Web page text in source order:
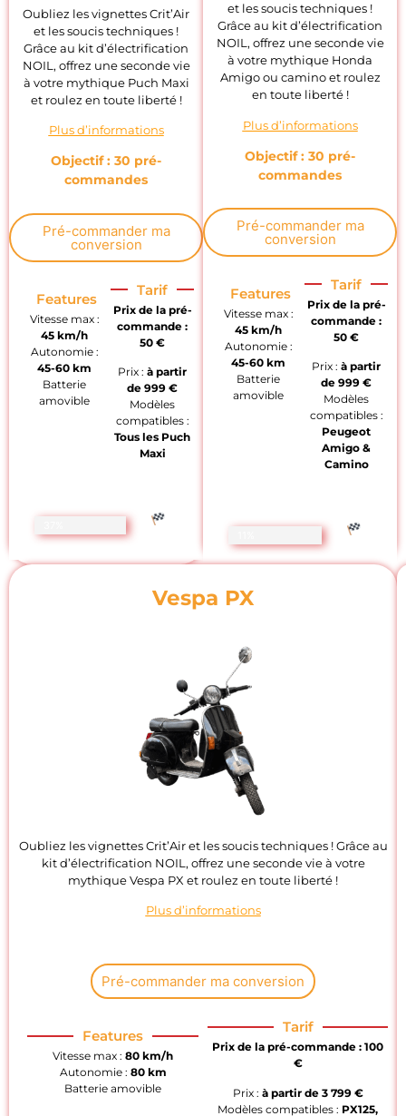
Oubliez les vignettes Crit’Air
et les soucis techniques !
Grâce au kit d’électrification
NOIL, offrez une seconde vie
à votre mythique Puch Maxi
et roulez en toute liberté !
Plus d’informations
Objectif : 30 pré-
commandes
Pré-commander ma
conversion
Features
Vitesse max :
45 km/h
Autonomie :
45-60 km
Batterie
amovible
Tarif
Prix de la pré-
commande :
50 €
Prix :à partir
de 999 €
Modèles
compatibles :
Tous les Puch
Maxi
et les soucis techniques !
Grâce au kit d’électrification
NOIL, offrez une seconde vie
à votre mythique Honda
Amigo ou camino et roulez
en toute liberté !
Plus d’informations
Objectif : 30 pré-
commandes
Pré-commander ma
conversion
Features
Vitesse max :
45 km/h
Autonomie :
45-60 km
Batterie
amovible
Tarif
Prix de la pré-
commande :
50 €
Prix :à partir
de 999 €
Modèles
compatibles :
Peugeot
Amigo &
Camino
Vespa PX
Oubliez les vignettes Crit’Air et les soucis techniques ! Grâce au
kit d’électrification NOIL, offrez une seconde vie à votre
mythique Vespa PX et roulez en toute liberté !
Plus d’informations
Pré-commander ma conversion
Features
Vitesse max :80 km/h
Autonomie : 80 km
Batterie amovible
Tarif
Prix de la pré-commande : 100
€
Prix : à partir de 3 799 €
Modèles compatibles : PX125,